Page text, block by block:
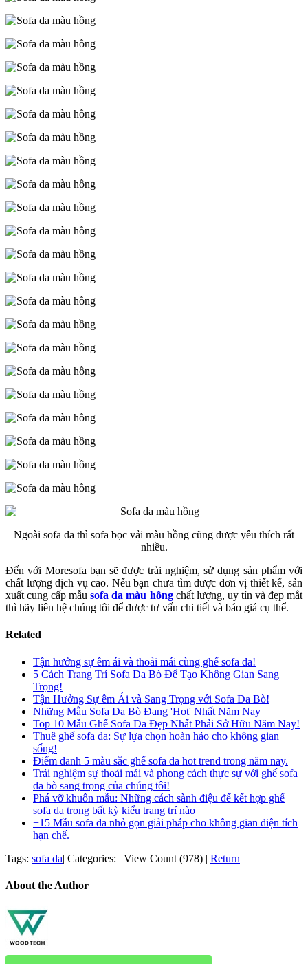
Ngoài sofa da thì sofa bọc vải màu hồng cũng được yêu thích rất
nhiều.
Đến với Moresofa bạn sẽ được trải nghiệm, sử dụng sản phẩm với
chất lượng dịch vụ cao. Nếu bạn chưa tìm được đơn vị thiết kế, sản
xuất cung cấp mẫusofa da màu hồngchất lượng, uy tín và đẹp mắt
thì hãy liên hệ chúng tôi để được tư vấn chi tiết và báo giá cụ thể.
Related
Tận hưởng sự êm ái và thoải mái cùng ghế sofa da!
5 Cách Trang Trí Sofa Da Bò Để Tạo Không Gian Sang
Trọng!
Tận Hưởng Sự êm Ái và Sang Trọng với Sofa Da Bò!
Những Mẫu Sofa Da Bò Đang 'Hot' Nhất Năm Nay
Top 10 Mẫu Ghế Sofa Da Đẹp Nhất Phải Sở Hữu Năm Nay!
Thuê ghế sofa da: Sự lựa chọn hoàn hảo cho không gian
sống!
Điểm danh 5 màu sắc ghế sofa da hot trend trong năm nay.
Trải nghiệm sự thoải mái và phong cách thực sự với ghế sofa
da bò sang trọng của chúng tôi!
Phá vỡ khuôn mẫu: Những cách sành điệu để kết hợp ghế
sofa da trong bất kỳ kiểu trang trí nào
+15 Mẫu sofa da nhỏ gọn giải pháp cho không gian diện tích
hạn chế.
Tags: sofa da| Categories: | View Count (978) | Return
About the Author